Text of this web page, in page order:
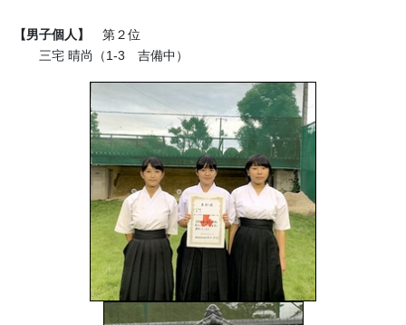
【男子個人】
第２位
三宅 晴尚（1-3 吉備中）